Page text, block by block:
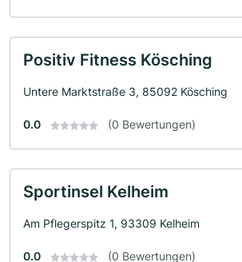
Positiv Fitness Kösching
Untere Marktstraße 3, 85092 Kösching
0.0 (0 Bewertungen)
Sportinsel Kelheim
Am Pflegerspitz 1, 93309 Kelheim
0.0 (0 Bewertungen)